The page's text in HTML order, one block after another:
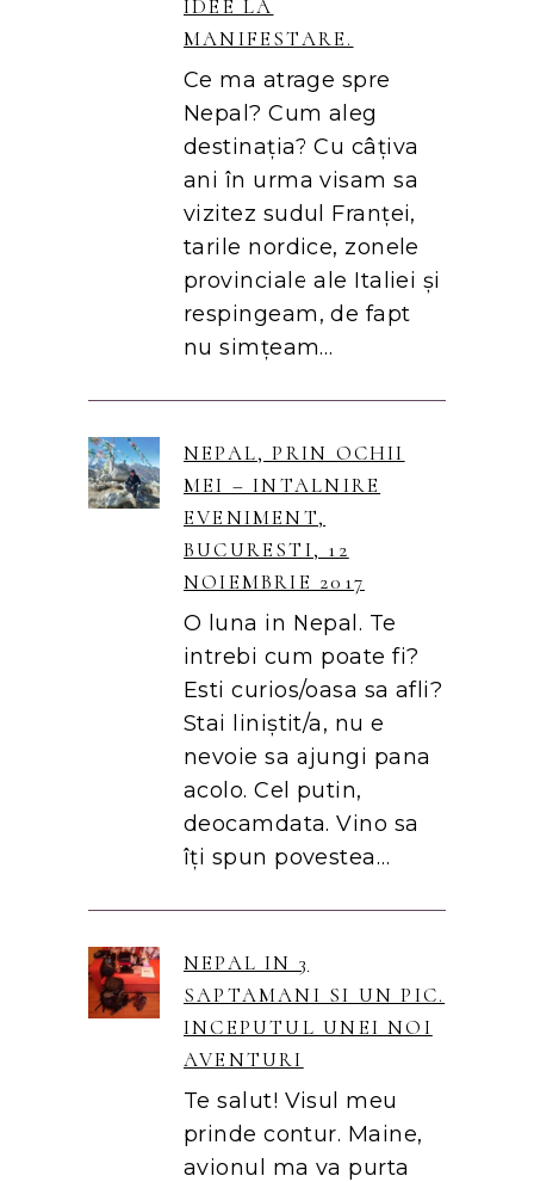
IDEE LA
MANIFESTARE.
Ce ma atrage spre
Nepal? Cum aleg
destinația? Cu câțiva
ani în urma visam sa
vizitez sudul Franței,
tarile nordice, zonele
provinciale ale Italiei și
respingeam, de fapt
nu simțeam…
NEPAL, PRIN OCHII
MEI – INTALNIRE
EVENIMENT,
BUCURESTI, 12
NOIEMBRIE 2017
O luna in Nepal. Te
intrebi cum poate fi?
Esti curios/oasa sa afli?
Stai liniștit/a, nu e
nevoie sa ajungi pana
acolo. Cel putin,
deocamdata. Vino sa
îți spun povestea…
NEPAL IN 3
SAPTAMANI SI UN PIC.
INCEPUTUL UNEI NOI
AVENTURI
Te salut! Visul meu
prinde contur. Maine,
avionul ma va purta